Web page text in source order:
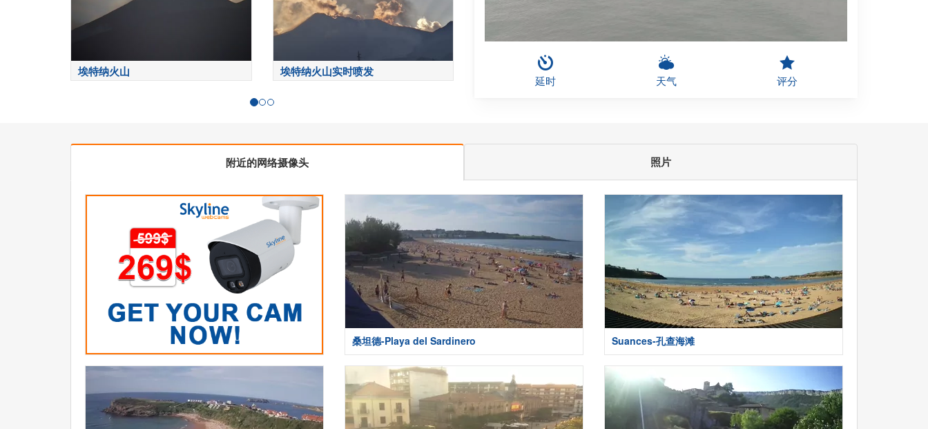
埃特纳火山 埃特纳火山实时喷发
延时 天气 评分
附近的网络摄像头 照片
桑坦德-Playa del Sardinero Suances-孔查海滩